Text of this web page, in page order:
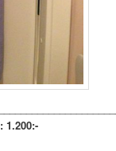
1.200:-